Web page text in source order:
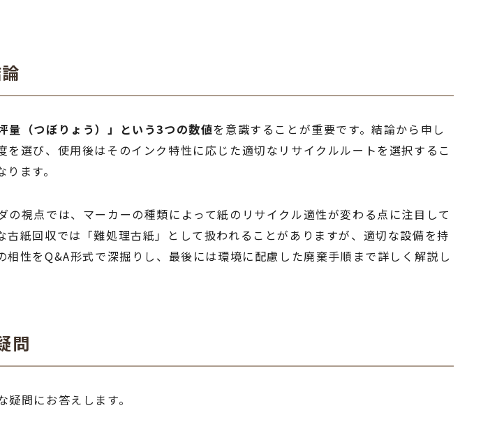
量（つぼりょう）」という3つの数値を意識することが重要です。結論から申し
選び、使用後はそのインク特性に応じた適切なリサイクルルートを選択するこ
ます。
視点では、マーカーの種類によって紙のリサイクル適性が変わる点に注目して
紙回収では「難処理古紙」として扱われることがありますが、適切な設備を持
性をQ&A形式で深掘りし、最後には環境に配慮した廃棄手順まで詳しく解説し
問
問にお答えします。